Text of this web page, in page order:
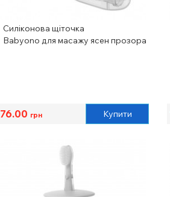
Силіконова щіточка
Babyono для масажу ясен прозора
76.00 грн Купити